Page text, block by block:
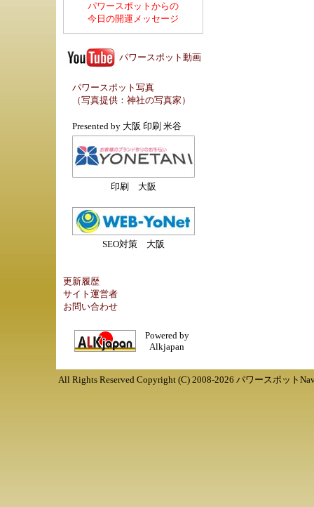
パワースポットからの
今日の開運メッセージ
パワースポット動画
パワースポット写真
（写真提供： 神社の写真家 ）
Presented by 大阪 印刷 米谷
印刷 大阪
SEO対策 大阪
更新履歴
サイト運営者
お問い合わせ
Powered by
Alkjapan
All Rights Reserved Copyright (C) 2008-2026 パワースポット